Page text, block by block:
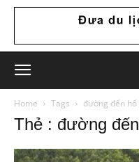
Home Tags đường đến
Thẻ : đường